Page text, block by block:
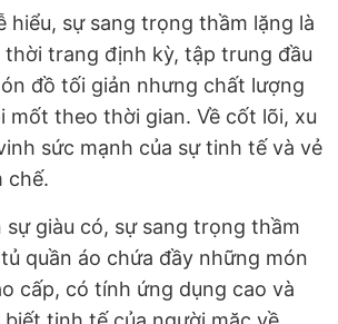
hiểu, sự sang trọng thầm lặng là
trang định kỳ, tập trung đầu
đồ tối giản nhưng chất lượng
mốt theo thời gian. Về cốt lõi, xu
sức mạnh của sự tinh tế và vẻ
chế.
sự giàu có, sự sang trọng thầm
quần áo chứa đầy những món
cấp, có tính ứng dụng cao và